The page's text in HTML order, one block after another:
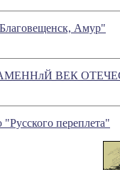
Амур"
ВЕК
переплета"